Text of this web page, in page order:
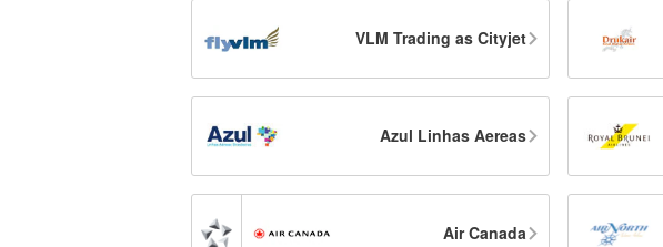
VLM Trading as Cityjet
Azul Linhas Aereas
Air Canada